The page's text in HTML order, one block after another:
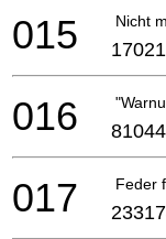
Nicht
015
016
Feder
017